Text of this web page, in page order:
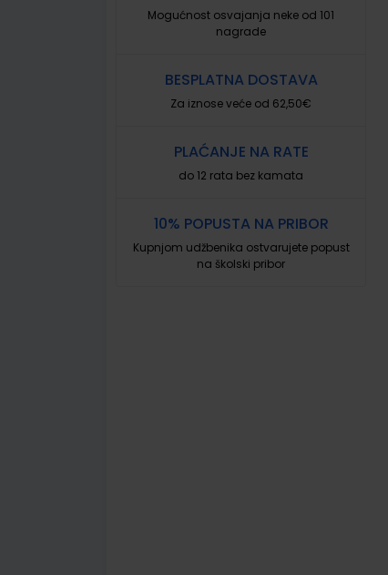
Mogućnost osvajanja neke od 101
nagrade
BESPLATNA DOSTAVA
Za iznose veće od 62,50€
PLAĆANJE NA RATE
do 12 rata bez kamata
10% POPUSTA NA PRIBOR
Kupnjom udžbenika ostvarujete popust
na školski pribor